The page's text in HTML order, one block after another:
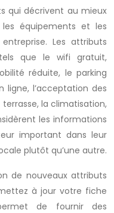
qui décrivent au mieux
les équipements et les
Les attributs
que le wifi gratuit,
réduite, le parking
ligne, l’acceptation des
la climatisation,
les informations
important dans leur
plutôt qu’une autre.
de nouveaux attributs
à jour votre fiche
de fournir des